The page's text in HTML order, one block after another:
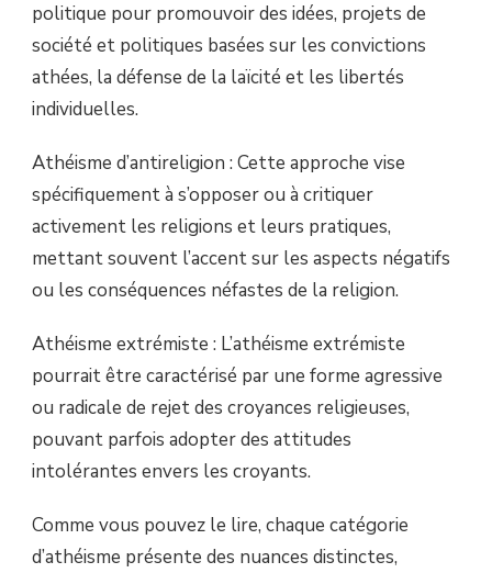
politique pour promouvoir des idées, projets de
société et politiques basées sur les convictions
athées, la défense de la laïcité et les libertés
individuelles.
Athéisme d’antireligion : Cette approche vise
spécifiquement à s’opposer ou à critiquer
activement les religions et leurs pratiques,
mettant souvent l’accent sur les aspects négatifs
ou les conséquences néfastes de la religion.
Athéisme extrémiste : L’athéisme extrémiste
pourrait être caractérisé par une forme agressive
ou radicale de rejet des croyances religieuses,
pouvant parfois adopter des attitudes
intolérantes envers les croyants.
Comme vous pouvez le lire, chaque catégorie
d’athéisme présente des nuances distinctes,